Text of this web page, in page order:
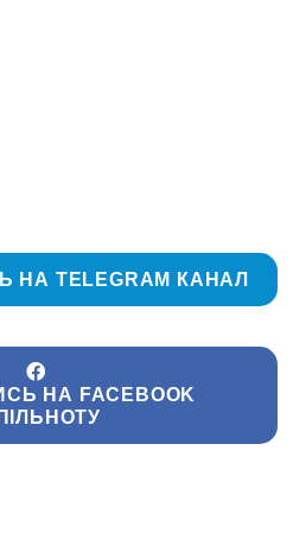
НА TELEGRAM КАНАЛ
НА FACEBOOK